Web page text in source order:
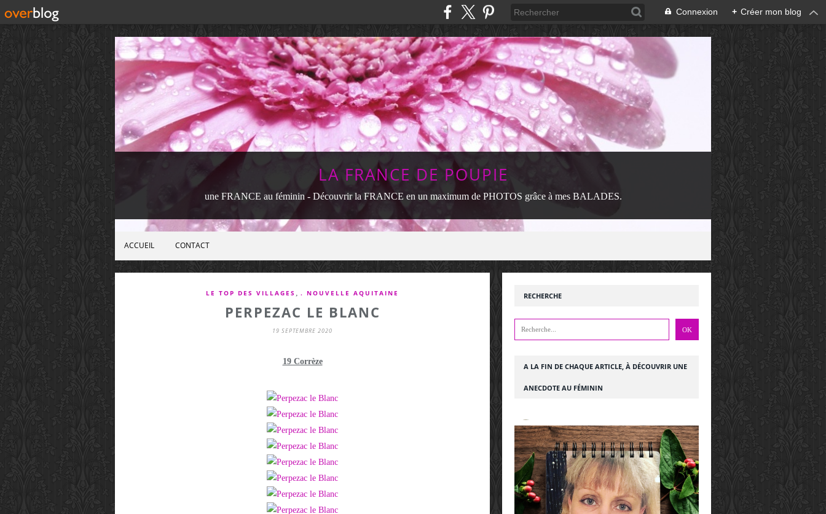
Connexion + Créer mon blog
LA FRANCE DE POUPIE
une FRANCE au féminin - Découvrir la FRANCE en un maximum de PHOTOS grâce à mes BALADES.
ACCUEIL CONTACT
LE TOP DES VILLAGES . NOUVELLE AQUITAINE
PERPEZAC LE BLANC
19 SEPTEMBRE 2020
19 Corrèze
RECHERCHE
A LA FIN DE CHAQUE ARTICLE, À DÉCOUVRIR UNE
ANECDOTE AU FÉMININ